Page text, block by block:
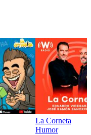
La Corneta
Humor